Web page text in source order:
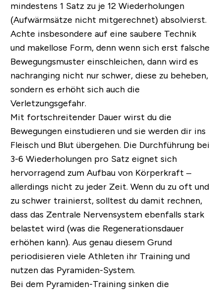
mindestens 1 Satz zu je 12 Wiederholungen
(Aufwärmsätze nicht mitgerechnet) absolvierst.
Achte insbesondere auf eine saubere Technik
und makellose Form, denn wenn sich erst falsche
Bewegungsmuster einschleichen, dann wird es
nachranging nicht nur schwer, diese zu beheben,
sondern es erhöht sich auch die
Verletzungsgefahr.
Mit fortschreitender Dauer wirst du die
Bewegungen einstudieren und sie werden dir ins
Fleisch und Blut übergehen. Die Durchführung bei
3-6 Wiederholungen pro Satz eignet sich
hervorragend zum Aufbau von Körperkraft –
allerdings nicht zu jeder Zeit. Wenn du zu oft und
zu schwer trainierst, solltest du damit rechnen,
dass das Zentrale Nervensystem ebenfalls stark
belastet wird (was die Regenerationsdauer
erhöhen kann). Aus genau diesem Grund
periodisieren viele Athleten ihr Training und
nutzen das Pyramiden-System.
Bei dem Pyramiden-Training sinken die